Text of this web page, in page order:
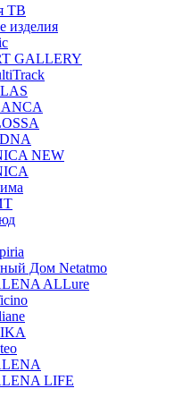
ТВ
изделия
GALLERY
NEW
Дом Netatmo
ALLure
LIFE